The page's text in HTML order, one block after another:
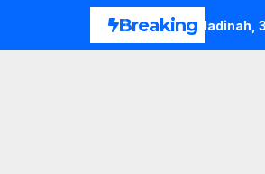
Breaking
Sudah di Madinah, 34 Masih